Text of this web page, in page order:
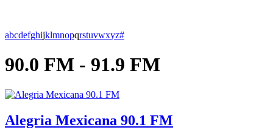
abcdefghijklmnopqrstuvwxyz#
90.0 FM - 91.9 FM
Alegria Mexicana 90.1 FM